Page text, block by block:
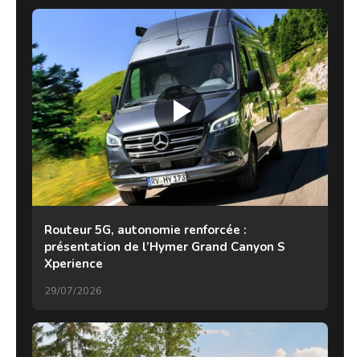
Routeur 5G, autonomie renforcée :
présentation de l’Hymer Grand Canyon S
Xperience
29/07/2026